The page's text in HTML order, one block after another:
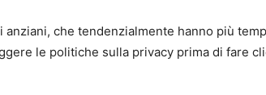
anziani, che tendenzialmente hanno più
le politiche sulla privacy prima di fare